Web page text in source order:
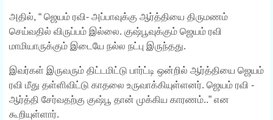
அதில், “ ஜெயம் ரவி- அப்பாவுக்கு ஆர்த்தியை திருமணம்
செய்வதில் விருப்பம் இல்லை. குஷ்பூவுக்கும் ஜெயம் ரவி
மாமியாருக்கும் இடையே நல்ல நட்பு இருந்தது.
இவர்கள் இருவரும் திட்டமிட்டு பார்ட்டி ஒன்றில் ஆர்த்தியை ஜெயம்
ரவி மீது தள்ளிவிட்டு காதலை உருவாக்கியுள்ளனர். ஜெயம் ரவி -
ஆர்த்தி சேர்வதற்கு குஷ்பூ தான் முக்கிய காரணம்..” என
கூறியுள்ளார்.